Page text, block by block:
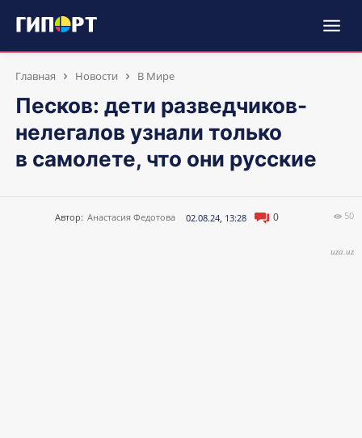
Главная Новости В Мире
Песков: дети разведчиков-
нелегалов узнали только
в самолете, что они русские
Автор: Анастасия Федотова 02.08.24, 13:28 0 50
uza.uz